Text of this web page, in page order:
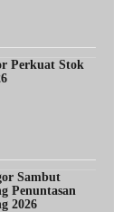
Perkuat Stok
Sambut
Penuntasan
2026